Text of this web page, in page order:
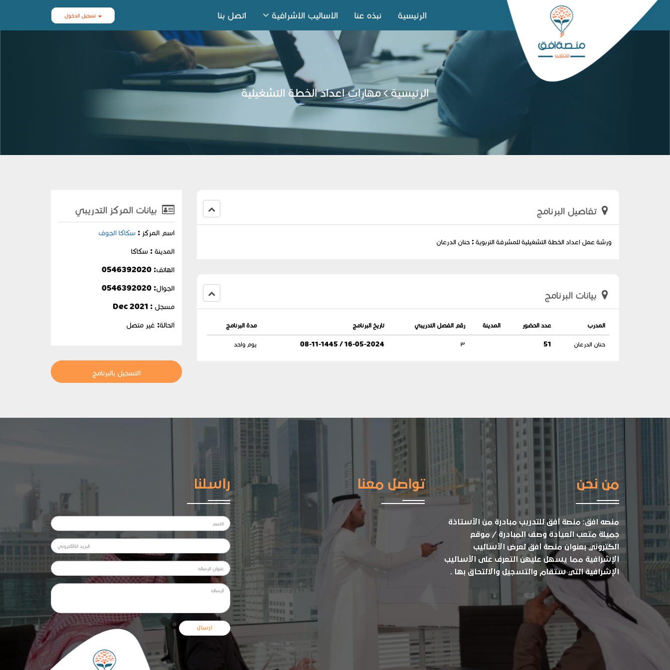
الرئيسية نبذه عنا الاساليب الاشرافية اتصل بنا تسجيل الدخول
الرئيسية مهارات اعداد الخطة التشغيلية
تفاصيل البرنامج
ورشة عمل اعداد الخطة التشغيلية للمشرفة التربوية : حنان الدرعان
بيانات البرنامج
المدرب عدد الحضور المدينة رقم الفصل التدريبي تاريخ البرنامج مدة البرنامج
حنان الدرعان 51 ٣ 16-05-2024 / 08-11-1445 يوم واحد
بيانات المركز التدريبي
اسم المركز :سكاكا الجوف
المدينة : سكاكا
الهاتف: 0546392020
الجوال: 0546392020
مسجل : Dec 2021
الحالة: غير متصل
التسجيل بالبرنامج
من نحن
منصه افق: منصة أفق للتدريب مبادرة من الأستاذة
جميلة متعب العيادة وصف المبادرة / موقع
الكتروني بعنوان منصة أفق لعرض الأساليب
الإشرافية مما يسهل عليهن التعرف على الأساليب
الإشرافية التي ستقام والتسجيل والالتحاق بها .
تواصل معنا راسلنا
ارسال